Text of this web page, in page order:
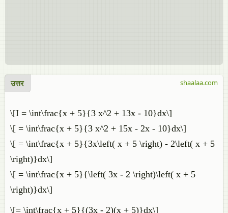
उत्तर
\[I = \int\frac{x + 5}{3 x^2 + 13x - 10}dx\]
\[ = \int\frac{x + 5}{3 x^2 + 15x - 2x - 10}dx\]
\[ = \int\frac{x + 5}{3x\left( x + 5 \right) - 2\left( x + 5
\right)}dx\]
\[ = \int\frac{x + 5}{\left( 3x - 2 \right)\left( x + 5
\right)}dx\]
\[= \int\frac{x + 5}{(3x - 2)(x + 5)}dx\]
shaalaa.com